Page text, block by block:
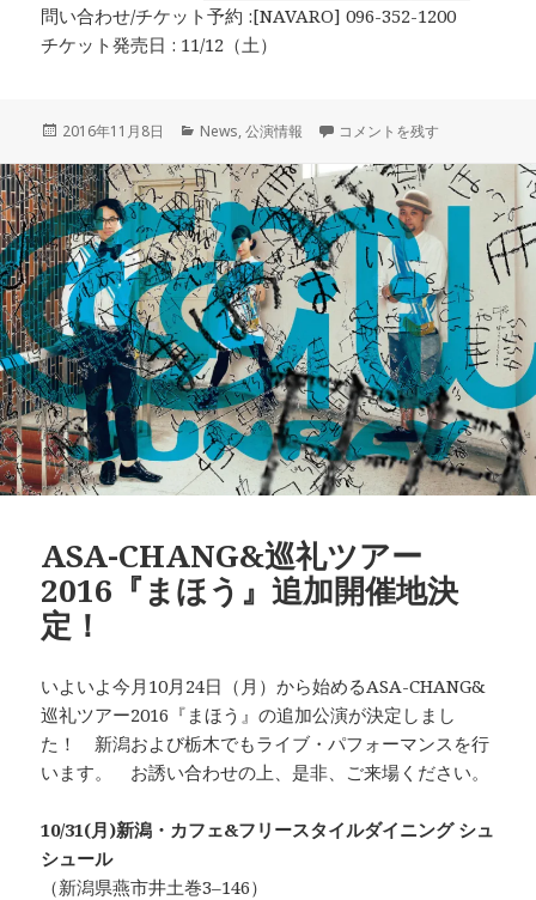
問い合わせ/チケット予約 :[NAVARO] 096-352-1200
チケット発売日 : 11/12（土）
投
日:
2016年11月8日
カ
ゴ
リ
ー
News,公演情報 ASA-CHANG&巡礼ツアー
コメントを残す
ASA-CHANG&巡礼ツアー
2016『まほう』追加開催地決
定！
いよいよ今月10月24日（月）から始めるASA-CHANG&
巡礼ツアー2016『まほう』の追加公演が決定しまし
た！ 新潟および栃木でもライブ・パフォーマンスを行
います。 お誘い合わせの上、是非、ご来場ください。
10/31(月)新潟・カフェ&フリースタイルダイニング シュ
シュール
（新潟県燕市井土巻3–146）